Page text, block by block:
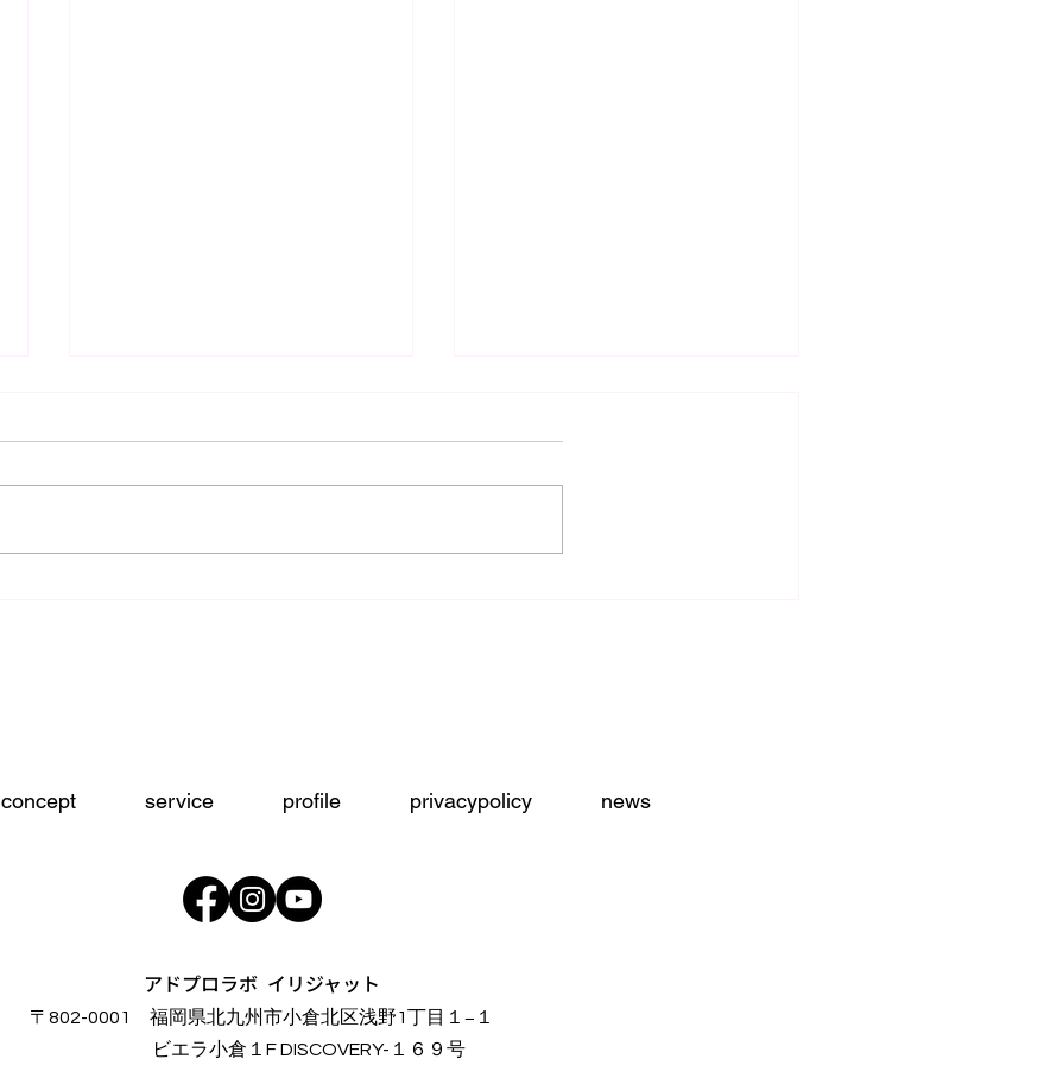
師走突入前のアレコレ！ 初心忘れるべからず！
concept service profile privacypolicy news
アドプロラボ イリジャット
〒802-0001 福岡県北九州市小倉北区浅野1丁目１−１
​ビエラ小倉１F DISCOVERY-１６９号